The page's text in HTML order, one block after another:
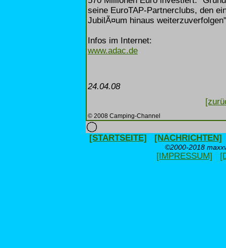
seine EuroTAP-Partnerclubs, den
JubilÃ¤um hinaus
Infos im Internet:
www.adac.de
24.04.08
© 2008 Camping-Channel
[STARTSEITE] [NACHRICHTEN]
©2000-2018
[IMPRESSUM]